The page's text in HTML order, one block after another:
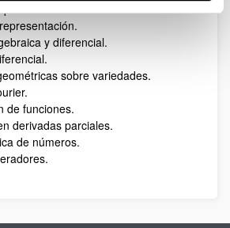
y diferencial.
sobre variedades.
de funciones.
derivadas parciales.
de números.